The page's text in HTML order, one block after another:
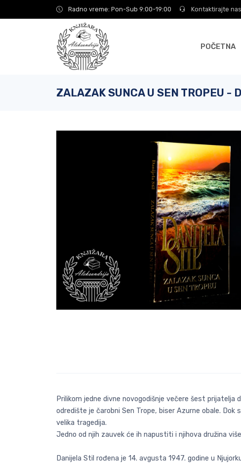
Radno vreme: Pon-Sub 9:00-19:00 Kontaktirajte
POČETNA
ZALAZAK SUNCA U SEN TROPEU -
Prilikom jedne divne novogodišnje večere šest prijatelja
odredište je čarobni Sen Trope, biser Azurne obale.
velika tragedija.
Jedno od njih zauvek će ih napustiti i njihova družina
Danijela Stil rođena je 14. avgusta 1947. godine u